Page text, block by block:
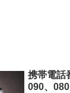
携帯電話
090、